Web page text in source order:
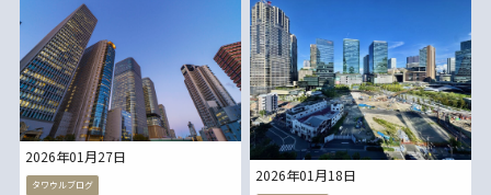
大阪タワーマンション 東京タ
ワーマンション 新築タワーマ
ンション
新築タワーマンション 大阪タ
ワーマンション 東京タワーマ
ンション
2026年01月27日
タワウルブログ
2026年01月18日